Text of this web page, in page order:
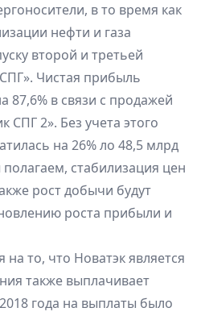
в то время как
нефти и газа
второй и третьей
Чистая прибыль
87,6% в связи с продажей
СПГ 2». Без учета этого
на 26% ло 48,5 млрд
стабилизация цен
рост добычи будут
роста прибыли и
на то, что Новатэк является
также выплачивает
года на выплаты было